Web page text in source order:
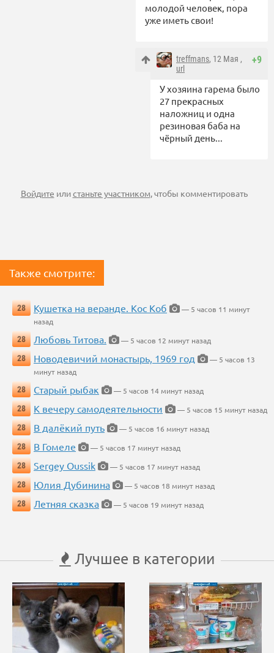
молодой человек, пора
уже иметь свои!
+9
treffmans, 12 Мая ,
url
У хозяина гарема было
27 прекрасных
наложниц и одна
резиновая баба на
чёрный день...
Войдите илистаньте участником, чтобы комментировать
Также смотрите:
28 Кушетка на веранде. Кос Коб
— 5 часов 11 минут
назад
28
Любовь Титова.
— 5 часов 12 минут назад
28
Новодевичий монастырь, 1969 год
— 5 часов 13
минут назад
28
Старый рыбак
— 5 часов 14 минут назад
28
К вечеру самодеятельности
— 5 часов 15 минут назад
28
В далёкий путь
— 5 часов 16 минут назад
28
В Гомеле
— 5 часов 17 минут назад
28
Sergey Oussik
— 5 часов 17 минут назад
28
Юлия Дубинина
— 5 часов 18 минут назад
28
Летняя сказка — 5 часов 19 минут назад
Лучшее в категории